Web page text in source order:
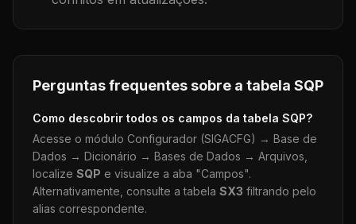
Perguntas frequentes sobre a tabela SQP
Como descobrir todos os campos da tabela SQP?
Acesse o módulo Configurador (SIGACFG) → Base de
Dados → Dicionário → Bases de Dados → Arquivos,
localize SQP e visualize a aba "Campos".
Alternativamente, consulte a tabela SX3 filtrando pelo
alias correspondente.